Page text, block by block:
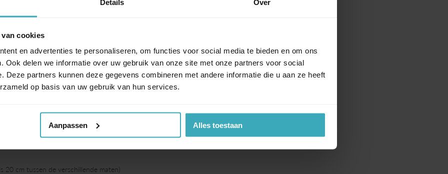
Details Over
cookies
en advertenties te personaliseren, om functies voor social media te bieden en om ons
Ook delen we informatie over uw gebruik van onze site met onze partners voor social
Deze partners kunnen deze gegevens combineren met andere informatie die u aan ze heeft
op basis van uw gebruik van hun services.
Aanpassen Alles toestaan
onderstel. Dit lijkt op nummer 'Seven'.
en stijlvolle designer tafel, met een unieke
Seven is bijvoorbeeld ook leverbaar als salontafel.
20 cm tussen de verschillende maten)